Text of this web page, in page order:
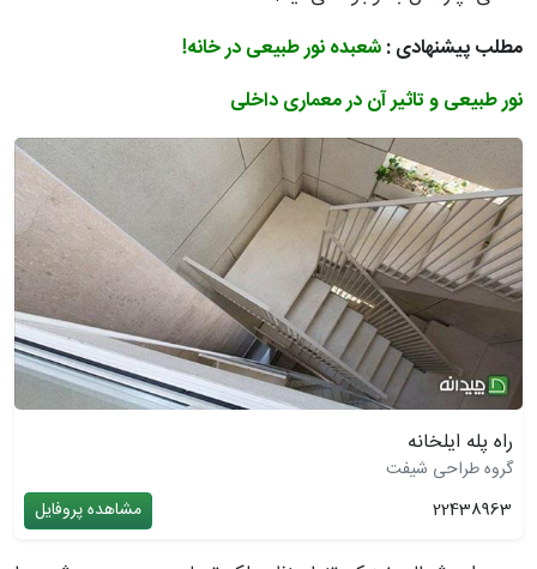
مطلب پیشنهادی :شعبده نور طبیعی در خانه!
نور طبیعی و تاثیر آن در معماری داخلی
راه پله ایلخانه
گروه طراحی شیفت
22438963
مشاهده پروفایل